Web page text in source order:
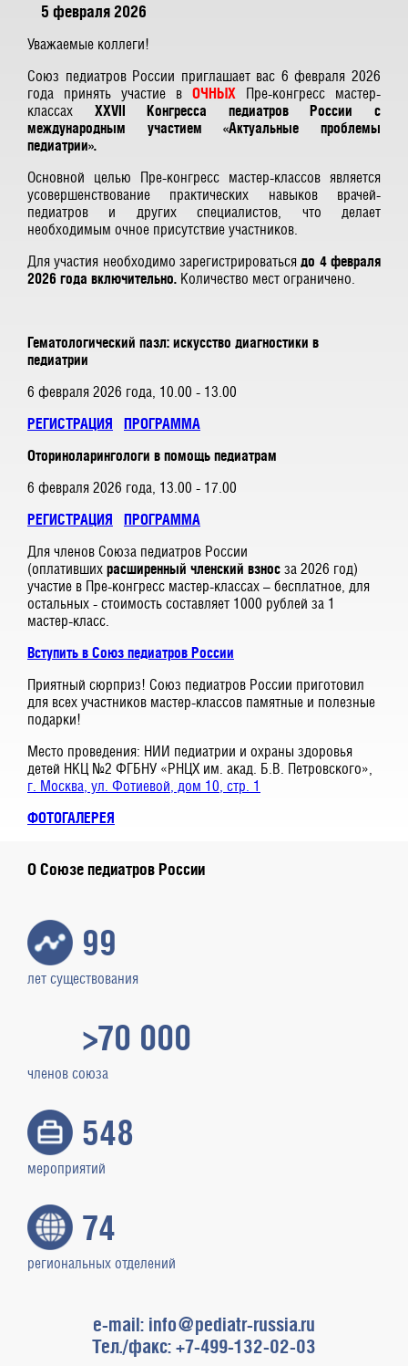
5 февраля 2026
Уважаемые коллеги!
Союз педиатров России приглашает вас 6 февраля 2026
года принять участие в ОЧНЫХ Пре-конгресс мастер-
классах ХХVII Конгресса педиатров России с
международным участием «Актуальные проблемы
педиатрии».
Основной целью Пре-конгресс мастер-классов является
усовершенствование практических навыков врачей-
педиатров и других специалистов, что делает
необходимым очное присутствие участников.
Для участия необходимо зарегистрироватьсядо 4 февраля
2026 года включительно. Количество мест ограничено.
Гематологический пазл: искусство диагностики в
педиатрии
6 февраля 2026 года, 10.00 - 13.00
РЕГИСТРАЦИЯ
ПРОГРАММА
Оториноларингологи в помощь педиатрам
6 февраля 2026 года, 13.00 - 17.00
РЕГИСТРАЦИЯ ПРОГРАММА
Для членов Союза педиатров России
(оплативших расширенный членский взнос за 2026 год)
участие в Пре-конгресс мастер-классах – бесплатное, для
остальных - стоимость составляет 1000 рублей за 1
мастер-класс.
Вступить в Союз педиатров России
Приятный сюрприз! Союз педиатров России приготовил
для всех участников мастер-классов памятные и полезные
подарки!
Место проведения: НИИ педиатрии и охраны здоровья
детей НКЦ №2 ФГБНУ «РНЦХ им. акад. Б.В. Петровского»,
г. Москва, ул. Фотиевой, дом 10, стр. 1
ФОТОГАЛЕРЕЯ
О Союзе педиатров России
99
лет существования
>70 000
членов союза
548
мероприятий
74
региональных отделений
e-mail: info@pediatr-russia.ru
Тел./факс: +7-499-132-02-03